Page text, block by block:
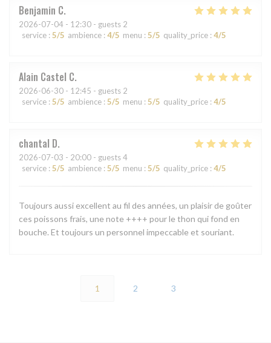
Benjamin C
2026-07-04 - 12:30 - guests 2
service : 5/5 ambience : 4/5 menu : 5/5 quality_price : 4/5
Alain Castel C
2026-06-30 - 12:45 - guests 2
service : 5/5 ambience : 5/5 menu : 5/5 quality_price : 4/5
chantal D
2026-07-03 - 20:00 - guests 4
service : 5/5 ambience : 5/5 menu : 5/5 quality_price : 4/5
Toujours aussi excellent au fil des années, un plaisir de goûter
ces poissons frais, une note ++++ pour le thon qui fond en
bouche. Et toujours un personnel impeccable et souriant.
1 2 3